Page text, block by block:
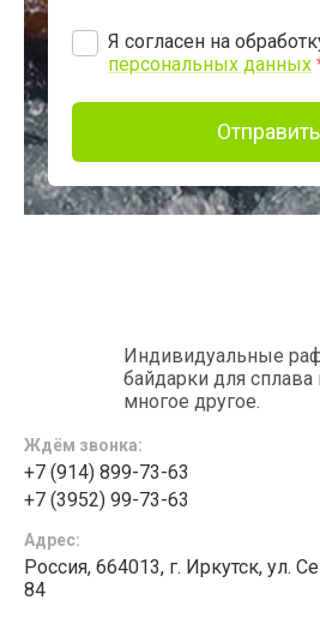
Я согласен на
персональных данных
Отправить
Индивидуальные
байдарки для
многое другое.
Ждём звонка:
+7 (914) 899-73-63
+7 (3952) 99-73-63
Адрес:
Россия, 664013, г. Иркутск, ул.
84